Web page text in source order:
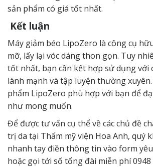
sản phẩm có giá tốt nhất.
Kết luận
Máy giảm béo LipoZero là công cụ
mỡ, lấy lại vóc dáng thon gọn. Tuy
tốt nhất, bạn cần kết hợp sử dụng với
lành mạnh và tập luyện thường
phẩm LipoZero phù hợp với bạn để
như mong muốn.
Để được tư vấn cụ thể về các chủ đề
trị da tại Thẩm mỹ viện Hoa Anh, quý
nhanh tay điền thông tin vào form
hoặc gọi tới số tổng đài miễn phí 0948